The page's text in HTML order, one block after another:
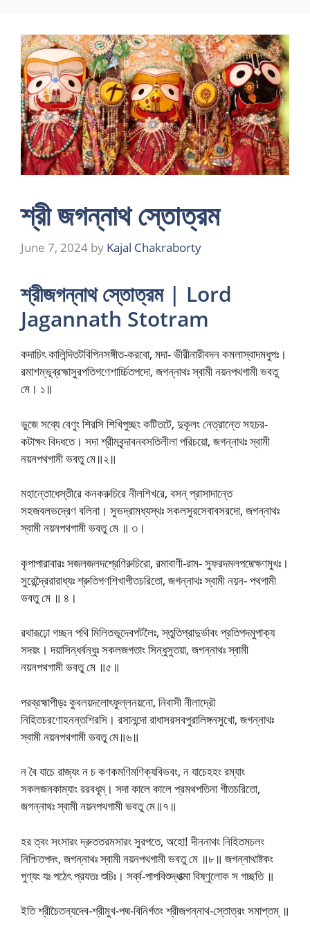
content
শ্রী জগন্নাথ স্তোত্রম
June 7, 2024 by Kajal Chakraborty
শ্রীজগন্নাথ স্তোত্রম | Lord
Jagannath Stotram
কদাচিৎ কালিন্দিতটবিপিনসঙ্গীত-করবো, মদা- ভীরীনারীবদন কমলাস্বাদমধুপঃ।
রমাশম্ভূব্রহ্মাসুরপতিগণেশার্চ্চিতপদো, জগন্নাথঃ স্বামী নয়নপথগামী ভবতু
মে। ১॥
ভুজে সব্যে বেণুং শিরসি শিখিপুচ্ছং কটিতটে, দুকূলং নেত্রান্তে সহচর-
কটাক্ষং বিদধতে। সদা শ্রীমবৃন্দাবনবসতিলীলা পরিচয়ো, জগন্নাথঃ স্বামী
নয়নপথগামী ভবতু মে॥২॥
মহান্তোধেস্তীরে কনকরুচিরে নীলশিখরে, বসন্ প্রাসাদান্তে
সহজবলভদ্রেণ বলিনা। সুভদ্রামধ্যস্থঃ সকলসুরসেবাবসরদো, জগন্নাথঃ
স্বামী নয়নপথগামী ভবতু মে ॥ ৩।
কৃপাপারাবারঃ সজলজলদশ্রেণিরুচিরো, রমাবাণী-রাম- স্ফুরদমলপদ্মেক্ষণমুখঃ।
সুরেন্দ্রৈরারাধ্যঃ শ্রুতিগণশিখাগীতচরিতো, জগন্নাথঃ স্বামী নয়ন- পথগামী
ভবতু মে ॥ ৪।
রথারূঢ়ো গচ্ছন পথি মিলিতভূদেবপটলৈঃ, স্তুতিপ্রাদুর্ভাবং প্রতিপদমুপাক্য
সদয়ং। দয়াসিন্ধর্বন্ধুঃ সকলজগতাং সিন্ধুসুতয়া, জগন্নাথঃ স্বামী
নয়নপথগামী ভবতু মে ॥৫॥
পরব্রহ্মাপীড়ঃ কুবলয়দলোৎফুল্লনয়নো, নিবাসী নীলাদ্রৌ
নিহিতচরণোহনন্তশিরসি। রসানন্দো রাধাসরসবপুরালিঙ্গনসুখো, জগন্নাথঃ
স্বামী নয়নপথগামী ভবতু মে॥৬॥
ন বৈ যাচে রাজ্যং ন চ কণকমণিমণিক্যবিভবং, ন যাচেহহং রম্যাং
সকলজনকাম্যাং ররবধূম্। সদা কালে কালে প্রমথপতিনা গীতচরিতো,
জগন্নাথঃ স্বামী নয়নপথগামী ভবতু মে॥৭॥
হর ত্বং সংসারং দ্রুততরমসারং সুরপতে, অহো! দীননাথং নিহিতমচলং
নিশ্চিতপদং, জগন্নাথঃ স্বামী নয়নপথগামী ভবতু মে ॥৮॥ জগন্নাথাষ্টকং
পুণ্যং যঃ পঠেৎ প্রযতঃ শুচিঃ। সর্ব্ব-পাপবিশুদ্ধাত্মা বিষ্ণুলোক স গচ্ছতি ॥
ইতি শ্রীচৈতন্যদেব-শ্রীমুখ-পদ্ম-বিনির্গতং শ্রীজগন্নাথ-স্তোত্রং সমাপ্তম্ ॥